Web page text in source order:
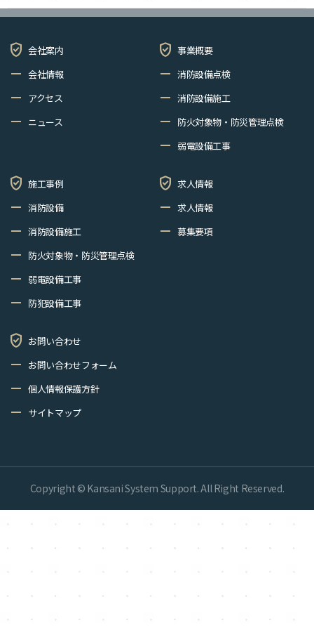
verified_user 会社案内
remove 会社情報
remove アクセス
remove ニュース
verified_user 事業概要
remove 消防設備点検
remove 消防設備施工
remove 防火対象物・防災管理点検
remove 弱電設備工事
verified_user 施工事例
remove 消防設備
remove 消防設備施工
remove 防火対象物・防災管理点検
remove 弱電設備工事
remove 防犯設備工事
verified_user 求人情報
remove 求人情報
remove 募集要項
verified_user お問い合わせ
remove お問い合わせフォーム
remove 個人情報保護方針
remove サイトマップ
Copyright © Kansani System Support. All Right Reserved.